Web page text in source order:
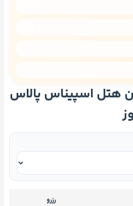
هتل اسپیناس پالاس
رزرو